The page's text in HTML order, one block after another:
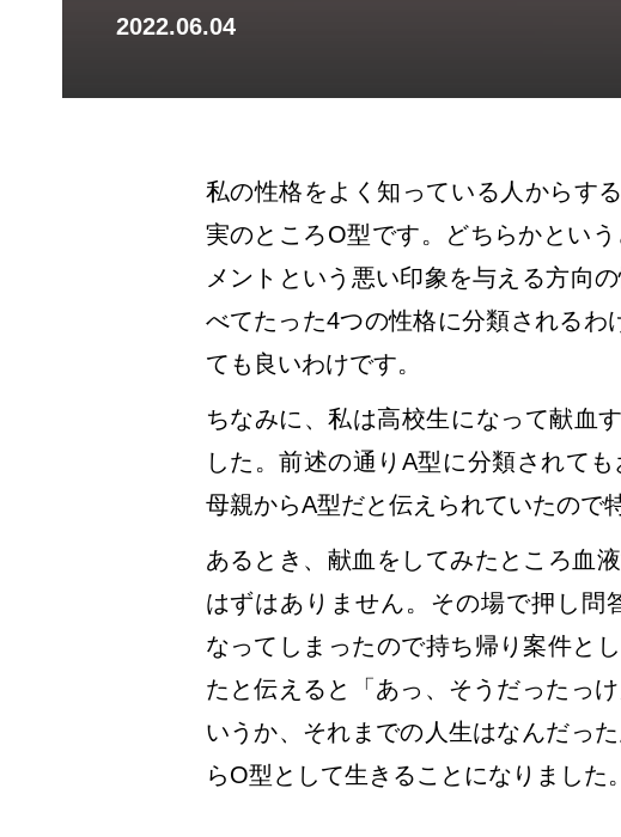
2022.06.04
私の性格をよく知っている人からす
実のところO型です。どちらかとい
メントという悪い印象を与える方向
べてたった4つの性格に分類される
ても良いわけです。
ちなみに、私は高校生になって献血
した。前述の通りA型に分類されて
母親からA型だと伝えられていたので
あるとき、献血をしてみたところ血
はずはありません。その場で押し問
なってしまったので持ち帰り案件と
たと伝えると「あっ、そうだったっ
いうか、それまでの人生はなんだっ
らO型として生きることになりました。